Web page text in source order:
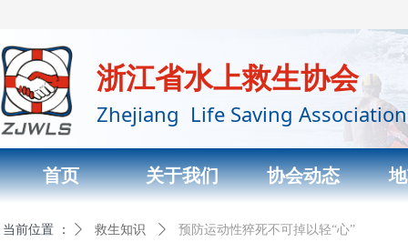
首页 关于我们 协会动态
浙江省水上救生协会
Zhejiang Life Saving Association
首页标题 ꄲ 救生知识 ꄲ 预防运动性猝死不可掉以轻“心”
当前位置 ：